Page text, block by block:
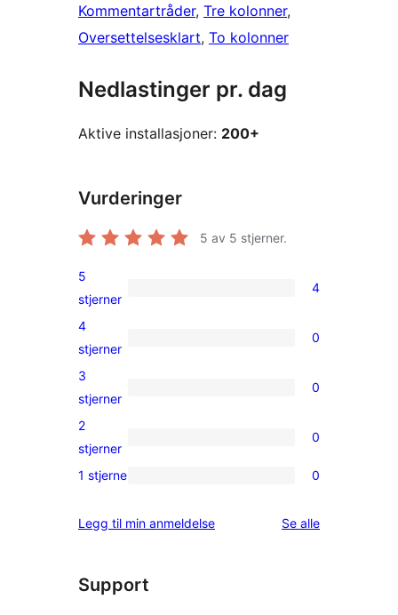
Kommentartråder, Tre kolonner
Oversettelsesklart, To kolonner
Nedlastinger pr. dag
Aktive installasjoner: 200+
Vurderinger
5 av 5 stjerner.
4
5-
star
5
stjerner
4
0
4-
star
4
stjerner
0
0
3-
star
3
stjerner
0
0
2-
reviews
2
stjerner
0
0
star
1 stjerne 0
Legg til min anmeldelse Se alleomtalene
Support